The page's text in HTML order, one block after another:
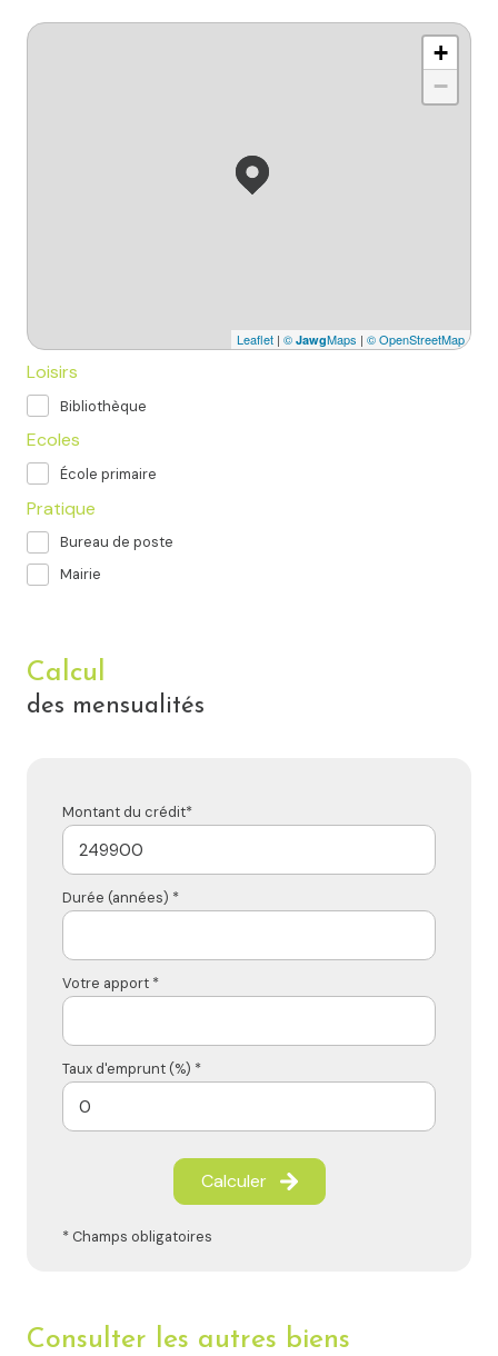
+
−
Leaflet | © JawgMaps | © OpenStreetMap
Loisirs
Bibliothèque
Ecoles
École primaire
Pratique
Bureau de poste
Mairie
Calcul
des mensualités
Montant du crédit*
Durée (années) *
Votre apport *
Taux d'emprunt (%) *
Calculer
* Champs obligatoires
Consulter les autres biens